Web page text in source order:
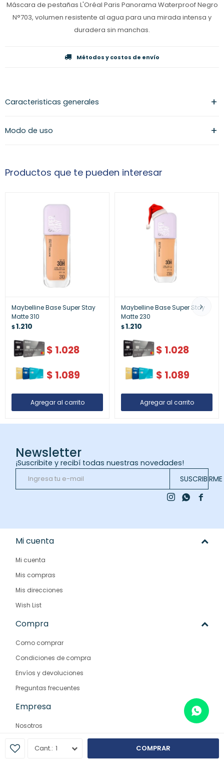
Máscara de pestañas L'Oréal Paris Panorama Waterproof Negro
N°703, volumen resistente al agua para una mirada intensa y
duradera sin manchas.
1 COMPRAR
Métodos y costos de envío
Caracteristicas generales
Modo de uso
Productos que te pueden interesar
Maybelline Base Super Stay
Matte 310
$1.210
$ 1.028
$ 1.089
Maybelline Base Super Stay
Matte 230
$1.210
$ 1.028
$ 1.089
Newsletter
¡Suscribite y recibí todas nuestras novedades!
SUSCRIBIRME

 
Mi cuenta
Mi cuenta
Mis compras
Mis direcciones
Wish List
Compra
Como comprar
Condiciones de compra
Envíos y devoluciones
Preguntas frecuentes
Empresa
Nosotros